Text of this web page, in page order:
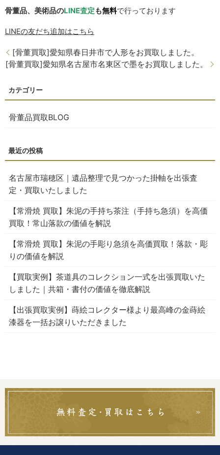
骨董品、美術品のLINE査定も無料で行っております
LINEの友だち追加はこちら
[骨董買取]愛知県春日井市で人形をお買取しました。
[骨董買取]愛知県名古屋市名東区で墨をお買取しました。
骨董品買取BLOG
名古屋市瑞穂区｜遺品整理で見つかった掛軸を出張査
定・買取いたしました
【常滑焼 買取】朱泥の手持ち茶注（手持ち急須）を高価
買取！常山落款の価値を解説
【常滑焼 買取】朱泥の手彫り急須を高価買取！落款・彫
りの価値を解説
【買取実例】茶道具のコレクション一式を出張買取いた
しました｜共箱・書付の価値を徹底解説
【出張買取実例】蒔絵コレクター様より最高峰の金蒔絵
漆器を一括お譲りいただきました